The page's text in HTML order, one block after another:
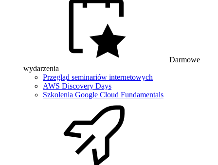
Darmowe
wydarzenia
Przegląd seminariów internetowych
AWS Discovery Days
Szkolenia Google Cloud Fundamentals